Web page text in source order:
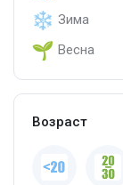
Зима
Весна
Возраст